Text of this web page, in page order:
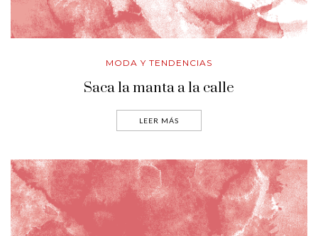
MODA Y TENDENCIAS
Saca la manta a la calle
LEER MÁS